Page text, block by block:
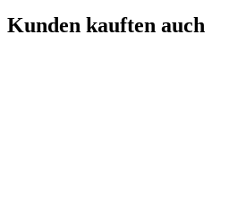
Kunden kauften auch